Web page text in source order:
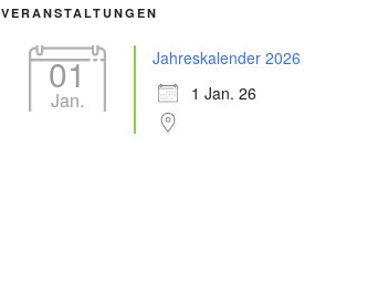
VERANSTALTUNGEN
01
Jan.
Jahreskalender 2026
1 Jan. 26